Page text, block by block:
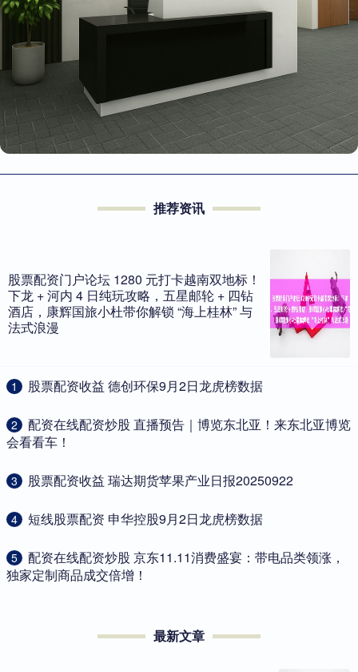
推荐资讯
股票配资门户论坛 1280 元打卡越南双地标！
下龙 + 河内 4 日纯玩攻略，五星邮轮 + 四钻
酒店，康辉国旅小杜带你解锁 “海上桂林” 与
法式浪漫
1 ​股票配资收益 德创环保9月2日龙虎榜数据
2
​配资在线配资炒股 直播预告｜博览东北亚！来东北亚博览
会看看车！
3 ​股票配资收益 瑞达期货苹果产业日报20250922
4 ​短线股票配资 申华控股9月2日龙虎榜数据
5
​配资在线配资炒股 京东11.11消费盛宴：带电品类领涨，
独家定制商品成交倍增！
最新文章